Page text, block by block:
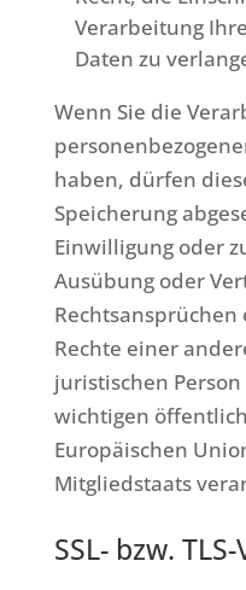
Verarbeitung
Daten zu
Wenn Sie die
haben, dürfen
Speicherung
Einwilligung oder
Ausübung oder
Rechtsansprüchen
Rechte einer
juristischen
wichtigen
Europäischen
Mitgliedstaats
SSL- bzw.